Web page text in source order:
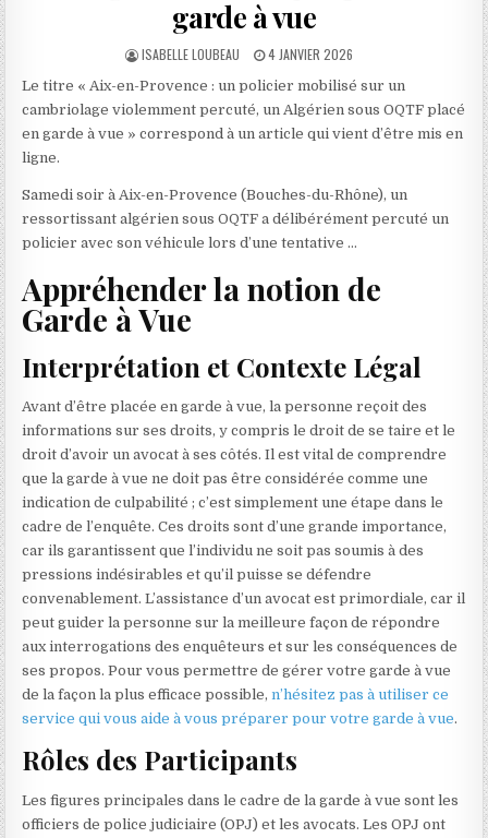
garde à vue
AUTHOR:
ISABELLE LOUBEAU
PUBLISHED
4 JANVIER 2026
Le titre « Aix-en-Provence : un policier mobilisé sur un
cambriolage violemment percuté, un Algérien sous OQTF placé
en garde à vue » correspond à un article qui vient d’être mis en
ligne.
Samedi soir à Aix-en-Provence (Bouches-du-Rhône), un
ressortissant algérien sous OQTF a délibérément percuté un
policier avec son véhicule lors d’une tentative …
Appréhender la notion de
Garde à Vue
Interprétation et Contexte Légal
Avant d’être placée en garde à vue, la personne reçoit des
informations sur ses droits, y compris le droit de se taire et le
droit d’avoir un avocat à ses côtés. Il est vital de comprendre
que la garde à vue ne doit pas être considérée comme une
indication de culpabilité ; c’est simplement une étape dans le
cadre de l’enquête. Ces droits sont d’une grande importance,
car ils garantissent que l’individu ne soit pas soumis à des
pressions indésirables et qu’il puisse se défendre
convenablement. L’assistance d’un avocat est primordiale, car il
peut guider la personne sur la meilleure façon de répondre
aux interrogations des enquêteurs et sur les conséquences de
ses propos. Pour vous permettre de gérer votre garde à vue
de la façon la plus efficace possible,n’hésitez pas à utiliser ce
service qui vous aide à vous préparer pour votre garde à vue.
Rôles des Participants
Les figures principales dans le cadre de la garde à vue sont les
officiers de police judiciaire (OPJ) et les avocats. Les OPJ ont